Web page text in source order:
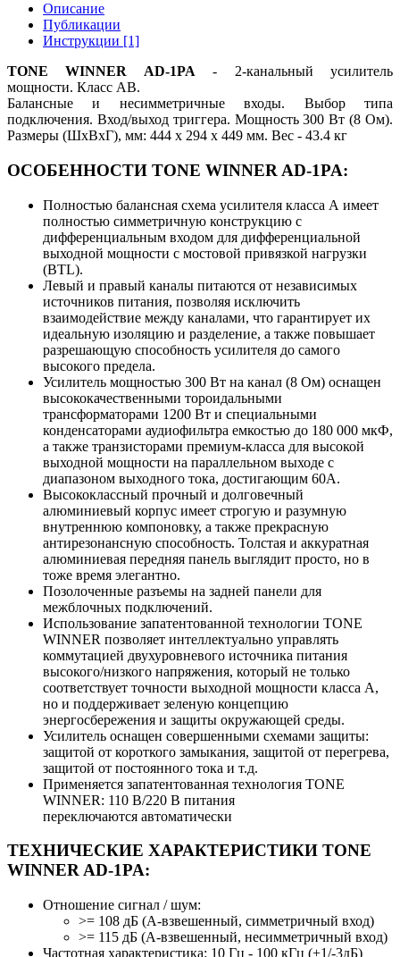
Описание
Публикации
Инструкции [1]
TONE WINNER AD-1PA - 2-канальный усилитель
мощности. Класс AB.
Балансные и несимметричные входы. Выбор типа
подключения. Вход/выход триггера. Мощность 300 Вт (8 Ом).
Размеры (ШхВхГ), мм: 444 x 294 x 449 мм. Вес - 43.4 кг
ОСОБЕННОСТИ TONE WINNER AD-1PA:
Полностью балансная схема усилителя класса А имеет
полностью симметричную конструкцию с
дифференциальным входом для дифференциальной
выходной мощности с мостовой привязкой нагрузки
(BTL).
Левый и правый каналы питаются от независимых
источников питания, позволяя исключить
взаимодействие между каналами, что гарантирует их
идеальную изоляцию и разделение, а также повышает
разрешающую способность усилителя до самого
высокого предела.
Усилитель мощностью 300 Вт на канал (8 Ом) оснащен
высококачественными тороидальными
трансформаторами 1200 Вт и специальными
конденсаторами аудиофильтра емкостью до 180 000 мкФ,
а также транзисторами премиум-класса для высокой
выходной мощности на параллельном выходе с
диапазоном выходного тока, достигающим 60A.
Высококлассный прочный и долговечный
алюминиевый корпус имеет строгую и разумную
внутреннюю компоновку, а также прекрасную
антирезонансную способность. Толстая и аккуратная
алюминиевая передняя панель выглядит просто, но в
тоже время элегантно.
Позолоченные разъемы на задней панели для
межблочных подключений.
Использование запатентованной технологии TONE
WINNER позволяет интеллектуально управлять
коммутацией двухуровневого источника питания
высокого/низкого напряжения, который не только
соответствует точности выходной мощности класса А,
но и поддерживает зеленую концепцию
энергосбережения и защиты окружающей среды.
Усилитель оснащен совершенными схемами защиты:
защитой от короткого замыкания, защитой от перегрева,
защитой от постоянного тока и т.д.
Применяется запатентованная технология TONE
WINNER: 110 В/220 В питания
переключаются автоматически
ТЕХНИЧЕСКИЕ ХАРАКТЕРИСТИКИ TONE
WINNER AD-1PA:
Отношение сигнал / шум:
>= 108 дБ (A-взвешенный, симметричный вход)
>= 115 дБ (A-взвешенный, несимметричный вход)
Частотная характеристика: 10 Гц - 100 кГц (+1/-3дБ)